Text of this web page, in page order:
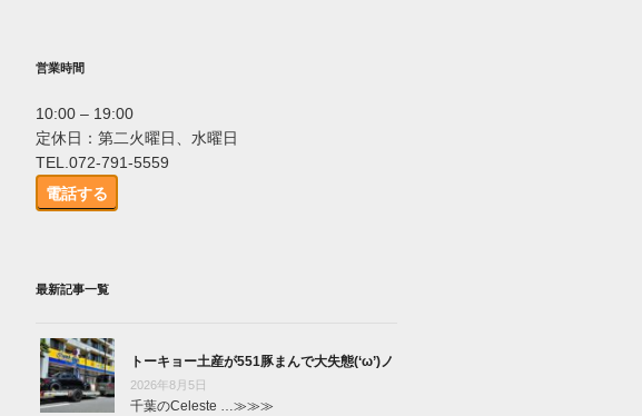
営業時間
10:00 – 19:00
定休日：第二火曜日、水曜日
TEL.072-791-5559
電話する
最新記事一覧
トーキョー土産が551豚まんで大失態(‘ω’)ノ
2026年8月5日
千葉のCeleste …≫≫≫